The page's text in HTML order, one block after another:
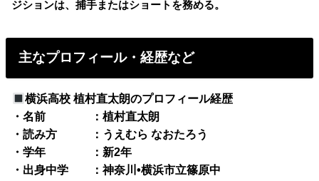
ジションは、捕手またはショートを務める。
主なプロフィール・経歴など
横浜高校 植村直太朗のプロフィール経歴
・名前 ：植村直太朗
・読み方 ：うえむら なおたろう
・学年 ：新2年
・出身中学 ：神奈川•横浜市立篠原中